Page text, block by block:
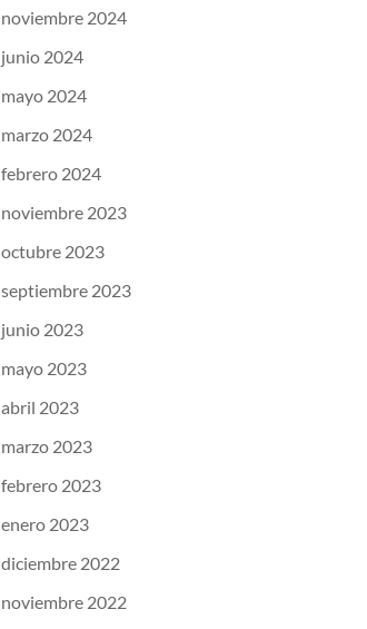
noviembre 2024
junio 2024
mayo 2024
marzo 2024
febrero 2024
noviembre 2023
octubre 2023
septiembre 2023
junio 2023
mayo 2023
abril 2023
marzo 2023
febrero 2023
enero 2023
diciembre 2022
noviembre 2022